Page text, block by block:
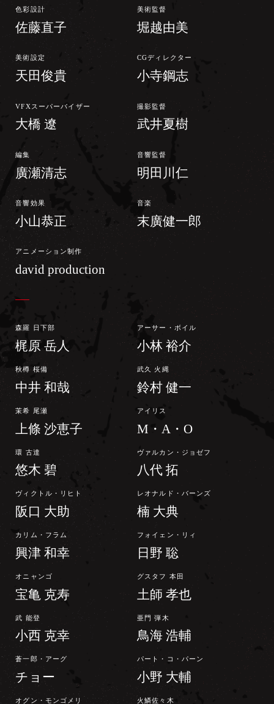
色彩設計
佐藤直子
美術監督
堀越由美
美術設定
天田俊貴
CGディレクター
小寺鋼志
VFXスーパーバイザー
大橋 遼
撮影監督
武井夏樹
編集
廣瀬清志
音響監督
明田川仁
音響効果
小山恭正
音楽
末廣健一郎
アニメーション制作
david production
森羅 日下部
梶原 岳人
アーサー・ボイル
小林 裕介
秋樽 桜備
中井 和哉
武久 火縄
鈴村 健一
茉希 尾瀬
上條 沙恵子
アイリス
M・A・O
環 古達
悠木 碧
ヴァルカン・ジョゼフ
八代 拓
ヴィクトル・リヒト
阪口 大助
レオナルド・バーンズ
楠 大典
カリム・フラム
興津 和幸
フォイェン・リィ
日野 聡
オニャンゴ
宝亀 克寿
グスタフ 本田
土師 孝也
武 能登
小西 克幸
亜門 弾木
鳥海 浩輔
蒼一郎・アーグ
チョー
パート・コ・パーン
小野 大輔
オグン・モンゴメリ 火鱗佐々木